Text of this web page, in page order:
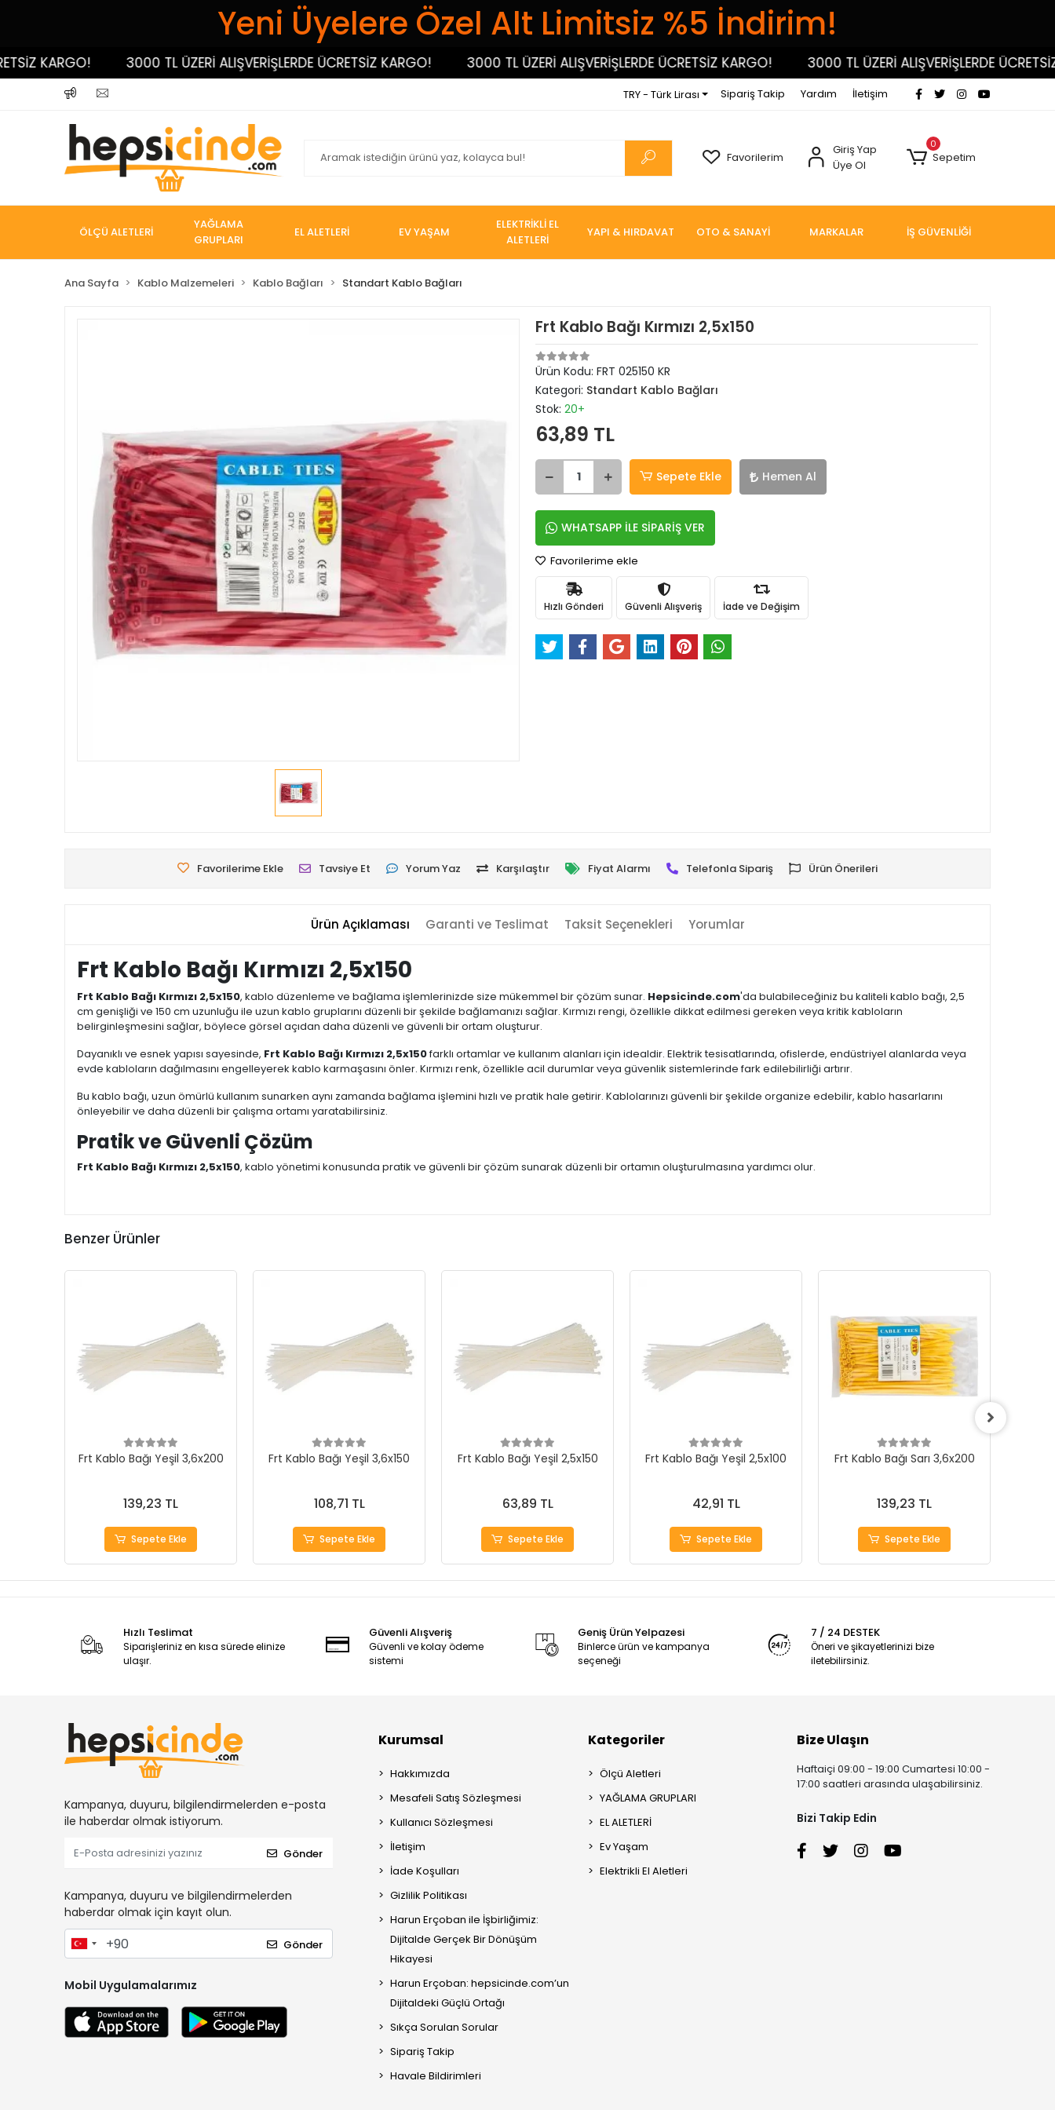
Yeni Üyelere Özel Alt Limitsiz %5 İndirim!
KARGO! 3000 TL ÜZERİ ALIŞVERİŞLERDE ÜCRETSİZ KARGO! 3000 TL ÜZERİ ALIŞVERİŞLERDE ÜCRETSİZ KARGO! 3000 TL ÜZERİ ALIŞVERİŞLERDE ÜCRETSİZ
TRY - Türk Lirası Sipariş Takip Yardım İletişim
Favorilerim
Giriş Yap
Üye Ol
0
Sepetim
ÖLÇÜ ALETLERİ
YAĞLAMA
GRUPLARI
EL ALETLERİ EV YAŞAM
ELEKTRİKLİ EL
ALETLERİ
YAPI & HIRDAVAT OTO & SANAYİ MARKALAR İŞ GÜVENLİĞİ
Ana Sayfa Kablo Malzemeleri Kablo Bağları Standart Kablo Bağları
Frt Kablo Bağı Kırmızı 2,5x150
Ürün Kodu: FRT 025150 KR
Kategori: Standart Kablo Bağları
Stok: 20+
63,89 TL
Sepete Ekle Hemen Al
WHATSAPP İLE SİPARİŞ VER
Favorilerime ekle
Hızlı Gönderi Güvenli Alışveriş İade ve Değişim
Favorilerime Ekle Tavsiye Et Yorum Yaz Karşılaştır Fiyat Alarmı Telefonla Sipariş Ürün Önerileri
Ürün Açıklaması Garanti ve Teslimat Taksit Seçenekleri Yorumlar
Frt Kablo Bağı Kırmızı 2,5x150
Frt Kablo Bağı Kırmızı 2,5x150, kablo düzenleme ve bağlama işlemlerinizde size mükemmel bir çözüm sunar. Hepsicinde.com'da bulabileceğiniz bu kaliteli kablo bağı, 2,5
cm genişliği ve 150 cm uzunluğu ile uzun kablo gruplarını düzenli bir şekilde bağlamanızı sağlar. Kırmızı rengi, özellikle dikkat edilmesi gereken veya kritik kabloların
belirginleşmesini sağlar, böylece görsel açıdan daha düzenli ve güvenli bir ortam oluşturur.
Dayanıklı ve esnek yapısı sayesinde, Frt Kablo Bağı Kırmızı 2,5x150farklı ortamlar ve kullanım alanları için idealdir. Elektrik tesisatlarında, ofislerde, endüstriyel alanlarda veya
evde kabloların dağılmasını engelleyerek kablo karmaşasını önler. Kırmızı renk, özellikle acil durumlar veya güvenlik sistemlerinde fark edilebilirliği artırır.
Bu kablo bağı, uzun ömürlü kullanım sunarken aynı zamanda bağlama işlemini hızlı ve pratik hale getirir. Kablolarınızı güvenli bir şekilde organize edebilir, kablo hasarlarını
önleyebilir ve daha düzenli bir çalışma ortamı yaratabilirsiniz.
Pratik ve Güvenli Çözüm
Frt Kablo Bağı Kırmızı 2,5x150, kablo yönetimi konusunda pratik ve güvenli bir çözüm sunarak düzenli bir ortamın oluşturulmasına yardımcı olur.
Benzer Ürünler
Frt Kablo Bağı Yeşil 3,6x200
139,23 TL
Sepete Ekle
Frt Kablo Bağı Yeşil 3,6x150
108,71 TL
Sepete Ekle
Frt Kablo Bağı Yeşil 2,5x150
63,89 TL
Sepete Ekle
Frt Kablo Bağı Yeşil 2,5x100
42,91 TL
Sepete Ekle
Frt Kablo Bağı Sarı 3,6x200
139,23 TL
Sepete Ekle
Hızlı Teslimat
Siparişleriniz en kısa sürede elinize
ulaşır.
Güvenli Alışveriş
Güvenli ve kolay ödeme
sistemi
Geniş Ürün Yelpazesi
Binlerce ürün ve kampanya
seçeneği
7 / 24 DESTEK
Öneri ve şikayetlerinizi bize
iletebilirsiniz.
Kampanya, duyuru, bilgilendirmelerden e-posta
ile haberdar olmak istiyorum.
Gönder
Kampanya, duyuru ve bilgilendirmelerden
haberdar olmak için kayıt olun.
Gönder
Mobil Uygulamalarımız
Kurumsal
Hakkımızda
Mesafeli Satış Sözleşmesi
Kullanıcı Sözleşmesi
İletişim
İade Koşulları
Gizlilik Politikası
Harun Erçoban ile İşbirliğimiz:
Dijitalde Gerçek Bir Dönüşüm
Hikayesi
Harun Erçoban: hepsicinde.com’un
Dijitaldeki Güçlü Ortağı
Sıkça Sorulan Sorular
Sipariş Takip
Havale Bildirimleri
Kategoriler
Ölçü Aletleri
YAĞLAMA GRUPLARI
EL ALETLERİ
Ev Yaşam
Elektrikli El Aletleri
Bize Ulaşın
Haftaiçi 09:00 - 19:00 Cumartesi 10:00 -
17:00 saatleri arasında ulaşabilirsiniz.
Bizi Takip Edin